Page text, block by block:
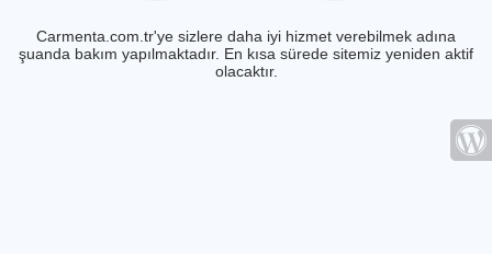
Carmenta.com.tr'ye sizlere daha iyi hizmet verebilmek adına
şuanda bakım yapılmaktadır. En kısa sürede sitemiz yeniden aktif
olacaktır.